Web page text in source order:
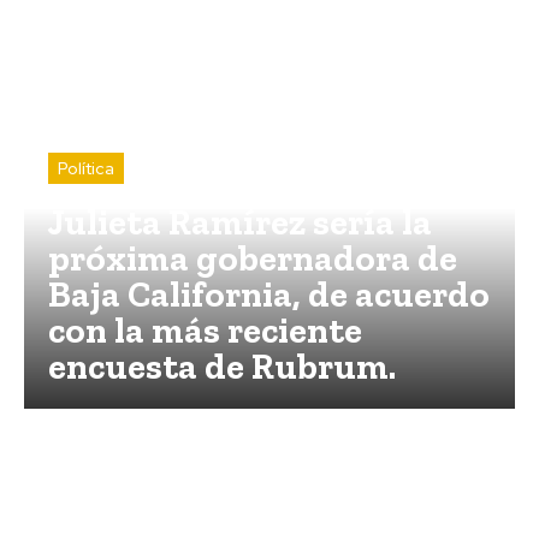
Política
Julieta Ramírez sería la
próxima gobernadora de
Baja California, de acuerdo
con la más reciente
encuesta de Rubrum.